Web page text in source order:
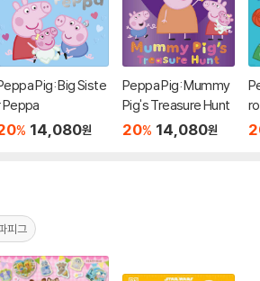
Pig: Big Siste
Peppa
% 14,080원
Peppa Pig: Mummy
Pig's Treasure Hunt
20% 14,080원
피그